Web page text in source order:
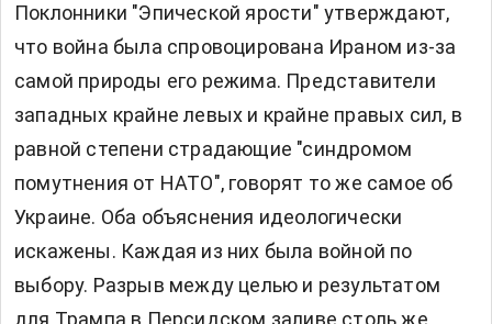
Поклонники "Эпической ярости" утверждают,
что война была спровоцирована Ираном из-за
самой природы его режима. Представители
западных крайне левых и крайне правых сил, в
равной степени страдающие "синдромом
помутнения от НАТО", говорят то же самое об
Украине. Оба объяснения идеологически
искажены. Каждая из них была войной по
выбору. Разрыв между целью и результатом